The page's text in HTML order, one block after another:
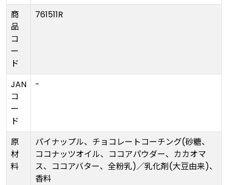
商
品
コ
ー
ド
761511R
JAN
コ
ー
ド
-
原
材
料
パイナップル、チョコレートコーチング(砂糖、
ココナッツオイル、ココアパウダー、カカオマ
ス、ココアバター、全粉乳)／乳化剤(大豆由来)、
香料